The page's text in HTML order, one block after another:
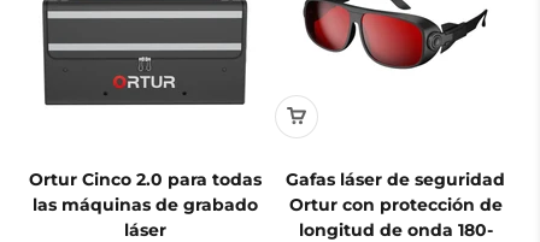
Ortur Cinco 2.0 para todas
las máquinas de grabado
láser
Gafas láser de seguridad
Ortur con protección de
longitud de onda 180-